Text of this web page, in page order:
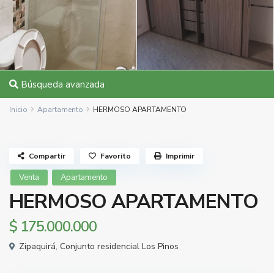
Búsqueda avanzada
Inicio Apartamento HERMOSO APARTAMENTO
Venta Apartamento
HERMOSO APARTAMENTO
$ 175.000.000
Zipaquirá, Conjunto residencial Los Pinos
Compartir Favorito Imprimir